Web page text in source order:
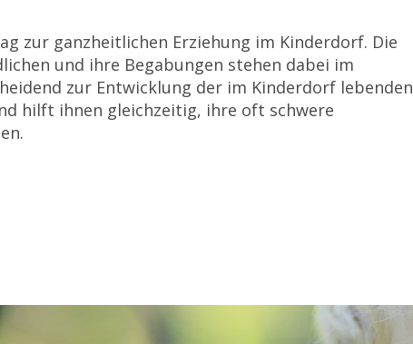
zur ganzheitlichen Erziehung im Kinderdorf. Die
und ihre Begabungen stehen dabei im
zur Entwicklung der im Kinderdorf lebenden
hilft ihnen gleichzeitig, ihre oft schwere